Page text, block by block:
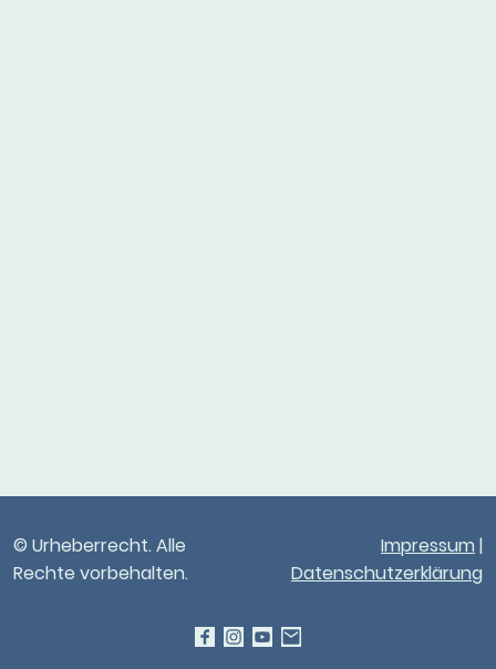
© Urheberrecht. Alle
Rechte vorbehalten.
Impressum |
Datenschutzerklärung